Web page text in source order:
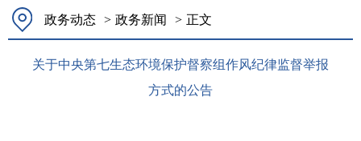
政务动态 > 政务新闻 > 正文
关于中央第七生态环境保护督察组作风纪律监督举报
方式的公告